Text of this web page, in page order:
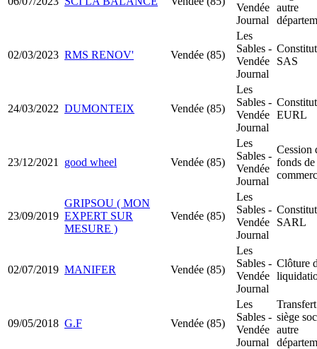
Vendée
Journal
autre
02/03/2023 RMS RENOV' Vendée (85)
Les
Sables -
Vendée
Journal
SAS
24/03/2022 DUMONTEIX Vendée (85)
Les
Sables -
Vendée
Journal
EURL
23/12/2021 good wheel Vendée (85)
Les
Sables -
Vendée
Journal
Cession
fonds de
23/09/2019
GRIPSOU ( MON
EXPERT SUR
MESURE )
Vendée (85)
Les
Sables -
Vendée
Journal
SARL
02/07/2019 MANIFER Vendée (85)
Les
Sables -
Vendée
Journal
Clôture
09/05/2018 G.F Vendée (85)
Les
Sables -
Vendée
Journal
siège
autre